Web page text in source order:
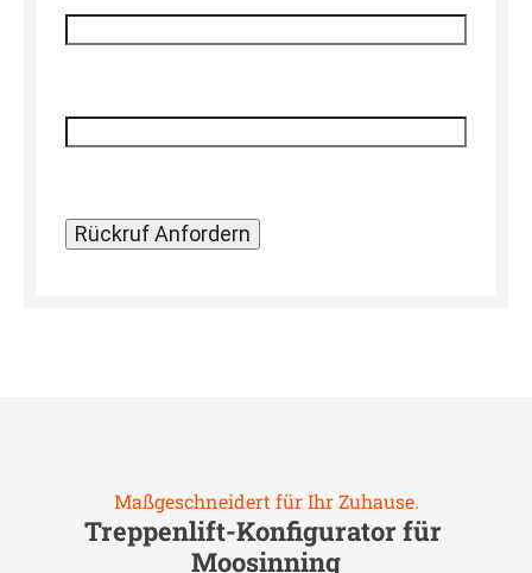
Maßgeschneidert für Ihr Zuhause.
Treppenlift-Konfigurator für
Moosinning